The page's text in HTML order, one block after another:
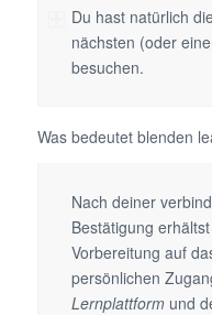
Du hast natürlich
nächsten (oder
besuchen.
Was bedeutet blenden
Nach deiner
Bestätigung
Vorbereitung auf
persönlichen
Lernplattformund